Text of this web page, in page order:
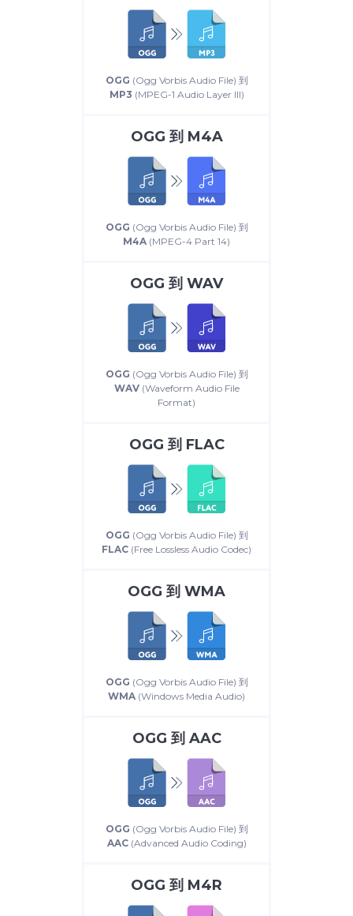
OGG (Ogg Vorbis Audio File) 到
MP3 (MPEG-1 Audio Layer III)
OGG 到 M4A
OGG (Ogg Vorbis Audio File) 到
M4A (MPEG-4 Part 14)
OGG 到 WAV
OGG (Ogg Vorbis Audio File) 到
WAV(Waveform Audio File
Format)
OGG 到 FLAC
OGG (Ogg Vorbis Audio File) 到
FLAC (Free Lossless Audio Codec)
OGG 到 WMA
OGG (Ogg Vorbis Audio File) 到
WMA (Windows Media Audio)
OGG 到 AAC
OGG (Ogg Vorbis Audio File) 到
AAC(Advanced Audio Coding)
OGG 到 M4R